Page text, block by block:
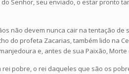
Senhor, seu enviado, o estar pronto
não devem nunca cair na tentação
do profeta Zacarias, também lido na
e, antes de sua Paixão,
rei pobre, o rei daqueles que são os